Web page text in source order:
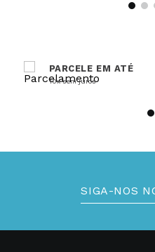
PARCELE EM ATÉ
10x sem juros
SIGA-NOS